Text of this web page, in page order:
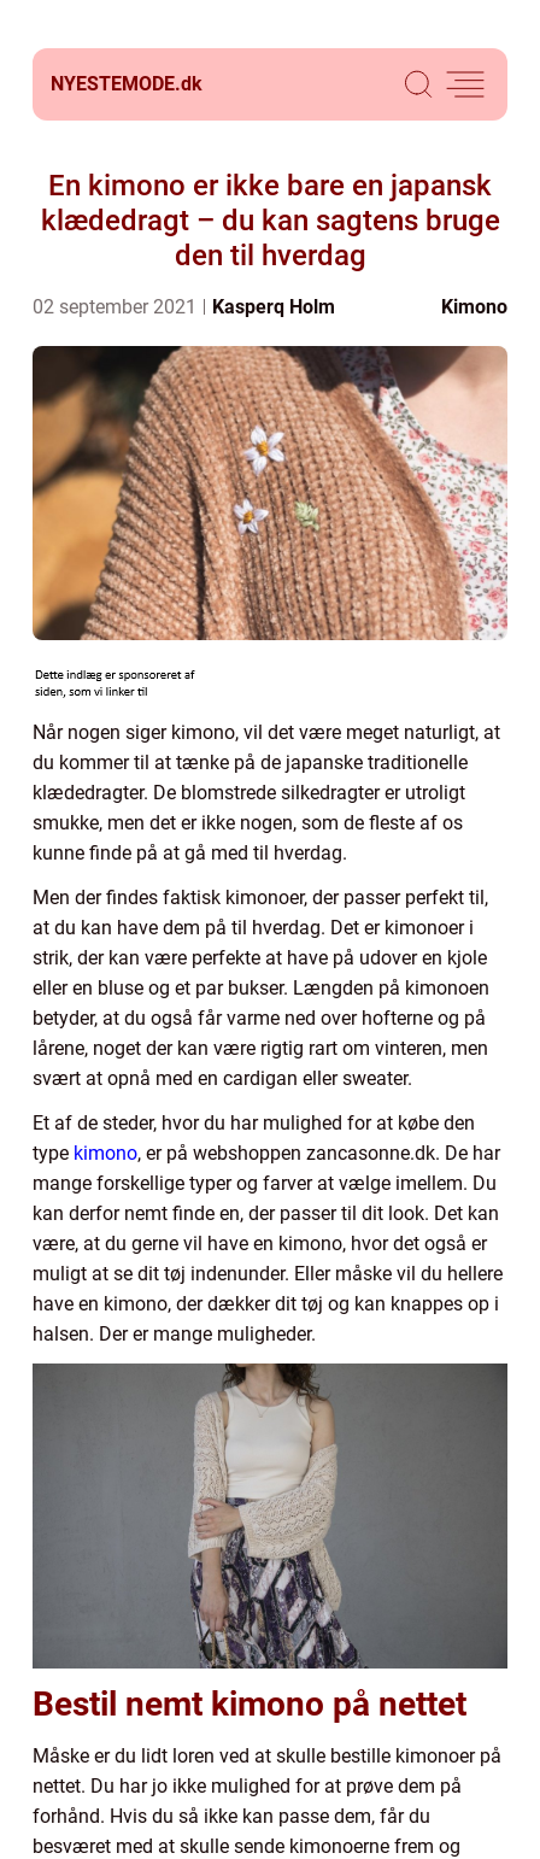
NYESTEMODE.dk
En kimono er ikke bare en japansk
klædedragt – du kan sagtens bruge
den til hverdag
02 september 2021 Kasperq Holm Kimono
Når nogen siger kimono, vil det være meget naturligt, at
du kommer til at tænke på de japanske traditionelle
klædedragter. De blomstrede silkedragter er utroligt
smukke, men det er ikke nogen, som de fleste af os
kunne finde på at gå med til hverdag.
Men der findes faktisk kimonoer, der passer perfekt til,
at du kan have dem på til hverdag. Det er kimonoer i
strik, der kan være perfekte at have på udover en kjole
eller en bluse og et par bukser. Længden på kimonoen
betyder, at du også får varme ned over hofterne og på
lårene, noget der kan være rigtig rart om vinteren, men
svært at opnå med en cardigan eller sweater.
Et af de steder, hvor du har mulighed for at købe den
type kimono, er på webshoppen zancasonne.dk. De har
mange forskellige typer og farver at vælge imellem. Du
kan derfor nemt finde en, der passer til dit look. Det kan
være, at du gerne vil have en kimono, hvor det også er
muligt at se dit tøj indenunder. Eller måske vil du hellere
have en kimono, der dækker dit tøj og kan knappes op i
halsen. Der er mange muligheder.
Bestil nemt kimono på nettet
Måske er du lidt loren ved at skulle bestille kimonoer på
nettet. Du har jo ikke mulighed for at prøve dem på
forhånd. Hvis du så ikke kan passe dem, får du
besværet med at skulle sende kimonoerne frem og